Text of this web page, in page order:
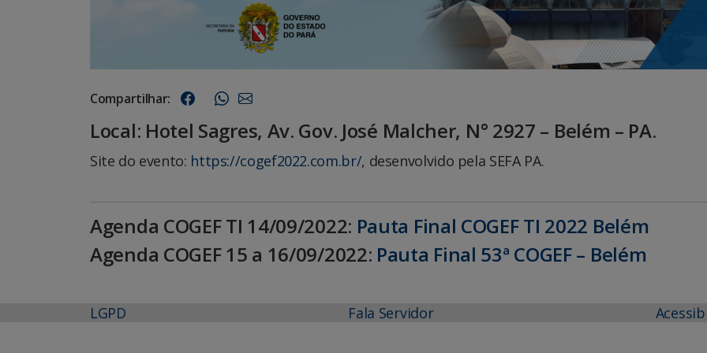
Compartilhar:
Local: Hotel Sagres, Av. Gov. José Malcher, N° 2927 – Belém – PA.
Site do evento: https://cogef2022.com.br/, desenvolvido pela SEFA PA.
Agenda COGEF TI 14/09/2022: Pauta Final COGEF TI 2022 Belém
Agenda COGEF 15 a 16/09/2022: Pauta Final 53ª COGEF – Belém
LGPD Fala Servidor